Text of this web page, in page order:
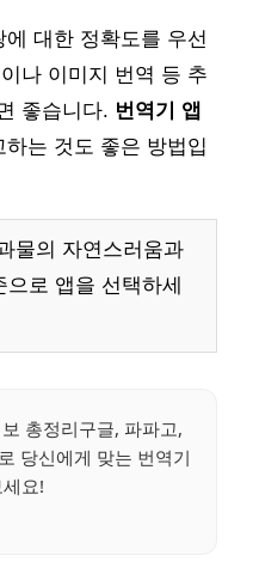
대한 정확도를 우선
나 이미지 번역 등 추
좋습니다. 번역기 앱
는 것도 좋은 방법입
물의 자연스러움과
로 앱을 선택하세
총정리구글, 파파고,
당신에게 맞는 번역기
요!